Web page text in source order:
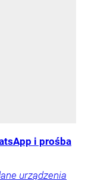
i prośba
urządzenia